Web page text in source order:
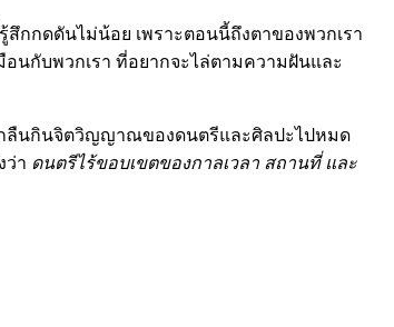
รู้สึกกดดันไม่น้อย เพราะตอนนี้ถึงตาของพวกเรา
อนกับพวกเรา ที่อยากจะไล่ตามความฝันและ
กลืนกินจิตวิญญาณของดนตรีและศิลปะไปหมด
ว่า ดนตรีไร้ขอบเขตของกาลเวลา สถานที่ และ